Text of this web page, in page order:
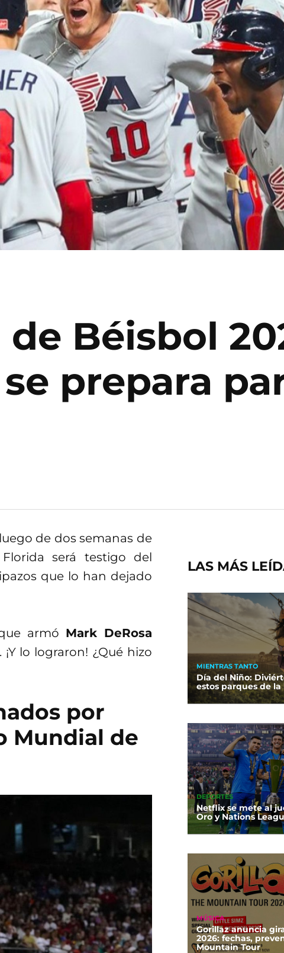
Béisbol
prepara
de dos semanas de
será testigo del
que lo han dejado
armó Mark DeRosa
lo lograron! ¿Qué hizo
por
Mundial de
LAS MÁS
MIENTRAS TANTO
Día del Niño:
estos parques de la
DEPORTES
Netflix se mete al
Oro y Nations
MÚSICA
Gorillaz anuncia
2026: fechas,
Mountain Tour